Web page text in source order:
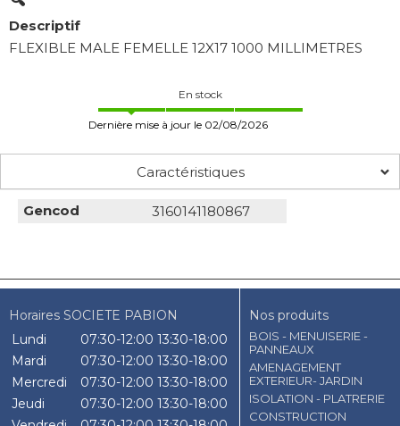
Descriptif
FLEXIBLE MALE FEMELLE 12X17 1000 MILLIMETRES
En stock
Dernière mise à jour le 02/08/2026
Caractéristiques
Gencod 3160141180867
Horaires SOCIETE PABION
Lundi
07:30-12:00 13:30-18:00
Mardi
07:30-12:00 13:30-18:00
Mercredi
07:30-12:00 13:30-18:00
Jeudi
07:30-12:00 13:30-18:00
Nos produits
BOIS - MENUISERIE -
PANNEAUX
AMENAGEMENT
EXTERIEUR- JARDIN
ISOLATION - PLATRERIE
CONSTRUCTION